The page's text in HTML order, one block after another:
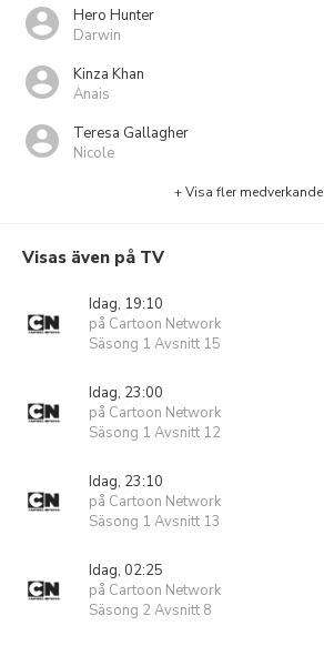
Hero Hunter
Darwin
Kinza Khan
Anais
Teresa Gallagher
Nicole
+ Visa fler medverkande
Visas även på TV
Idag, 19:10
på Cartoon Network
Säsong 1 Avsnitt 15
Idag, 23:00
på Cartoon Network
Säsong 1 Avsnitt 12
Idag, 23:10
på Cartoon Network
Säsong 1 Avsnitt 13
Idag, 02:25
på Cartoon Network
Säsong 2 Avsnitt 8